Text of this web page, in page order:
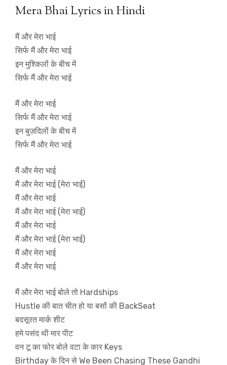
Mera Bhai Lyrics in Hindi
मैं और मेरा भाई
सिर्फ मैं और मेरा भाई
इन मुश्किलों के बीच में
सिर्फ मैं और मेरा भाई
मैं और मेरा भाई
सिर्फ मैं और मेरा भाई
इन बुज़दिलों के बीच में
सिर्फ मैं और मेरा भाई
मैं और मेरा भाई
मैं और मेरा भाई (मेरा भाई)
मैं और मेरा भाई
मैं और मेरा भाई (मेरा भाई)
मैं और मेरा भाई
मैं और मेरा भाई (मेरा भाई)
मैं और मेरा भाई
मैं और मेरा भाई
मैं और मेरा भाई बोले तो Hardships
Hustle की बात चीत हो या बसों की BackSeat
बदसूरत मार्क शीट
हमे पसंद थी मार पीट
वन टू का फोर बोले वटा के कार Keys
Birthday के दिन से We Been Chasing These Gandhi